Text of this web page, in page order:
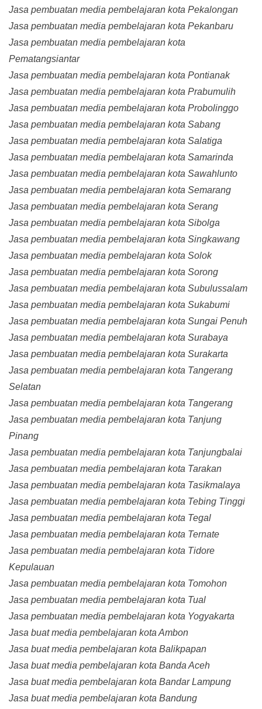
Jasa pembuatan media pembelajaran kota Pekalongan
Jasa pembuatan media pembelajaran kota Pekanbaru
Jasa pembuatan media pembelajaran kota
Pematangsiantar
Jasa pembuatan media pembelajaran kota Pontianak
Jasa pembuatan media pembelajaran kota Prabumulih
Jasa pembuatan media pembelajaran kota Probolinggo
Jasa pembuatan media pembelajaran kota Sabang
Jasa pembuatan media pembelajaran kota Salatiga
Jasa pembuatan media pembelajaran kota Samarinda
Jasa pembuatan media pembelajaran kota Sawahlunto
Jasa pembuatan media pembelajaran kota Semarang
Jasa pembuatan media pembelajaran kota Serang
Jasa pembuatan media pembelajaran kota Sibolga
Jasa pembuatan media pembelajaran kota Singkawang
Jasa pembuatan media pembelajaran kota Solok
Jasa pembuatan media pembelajaran kota Sorong
Jasa pembuatan media pembelajaran kota Subulussalam
Jasa pembuatan media pembelajaran kota Sukabumi
Jasa pembuatan media pembelajaran kota Sungai Penuh
Jasa pembuatan media pembelajaran kota Surabaya
Jasa pembuatan media pembelajaran kota Surakarta
Jasa pembuatan media pembelajaran kota Tangerang
Selatan
Jasa pembuatan media pembelajaran kota Tangerang
Jasa pembuatan media pembelajaran kota Tanjung
Pinang
Jasa pembuatan media pembelajaran kota Tanjungbalai
Jasa pembuatan media pembelajaran kota Tarakan
Jasa pembuatan media pembelajaran kota Tasikmalaya
Jasa pembuatan media pembelajaran kota Tebing Tinggi
Jasa pembuatan media pembelajaran kota Tegal
Jasa pembuatan media pembelajaran kota Ternate
Jasa pembuatan media pembelajaran kota Tidore
Kepulauan
Jasa pembuatan media pembelajaran kota Tomohon
Jasa pembuatan media pembelajaran kota Tual
Jasa pembuatan media pembelajaran kota Yogyakarta
Jasa buat media pembelajaran kota Ambon
Jasa buat media pembelajaran kota Balikpapan
Jasa buat media pembelajaran kota Banda Aceh
Jasa buat media pembelajaran kota Bandar Lampung
Jasa buat media pembelajaran kota Bandung